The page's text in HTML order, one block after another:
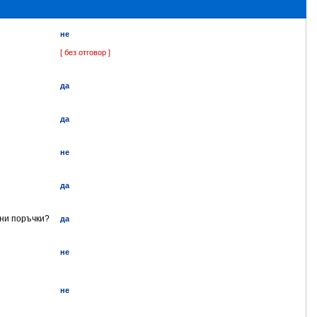
не
[ без отговор ]
да
да
не
да
поръчки? да
не
не